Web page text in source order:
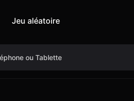
Jeu aléatoire
ou Tablette